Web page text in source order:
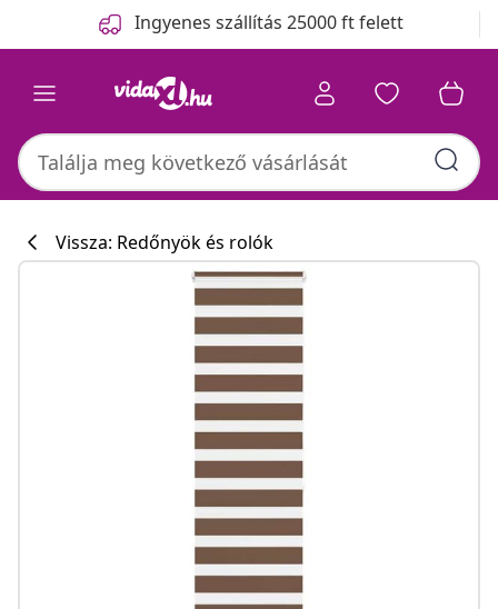
Ingyenes szállítás 25000 ft felett
Vissza: Redőnyök és rolók